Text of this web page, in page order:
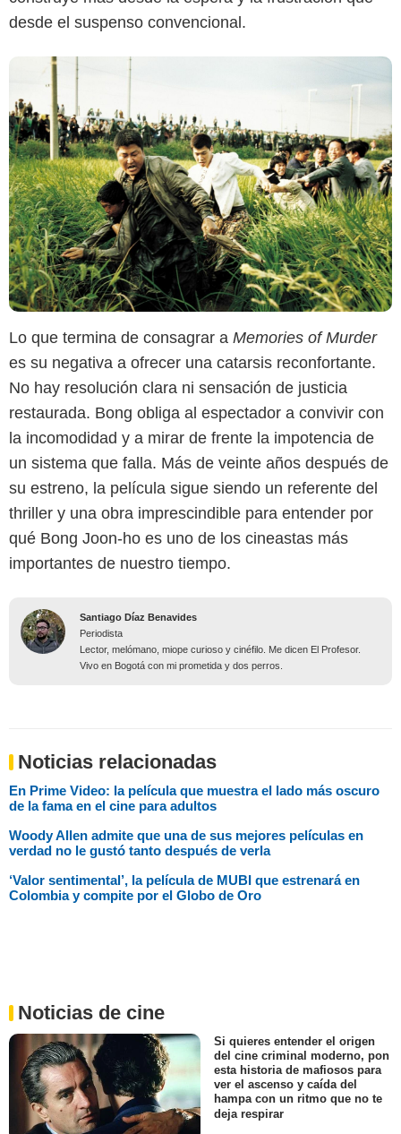
desde el suspenso convencional.
Lo que termina de consagrar a Memories of Murder
es su negativa a ofrecer una catarsis reconfortante.
No hay resolución clara ni sensación de justicia
restaurada. Bong obliga al espectador a convivir con
la incomodidad y a mirar de frente la impotencia de
un sistema que falla. Más de veinte años después de
su estreno, la película sigue siendo un referente del
thriller y una obra imprescindible para entender por
qué Bong Joon-ho es uno de los cineastas más
importantes de nuestro tiempo.
Santiago Díaz Benavides
Periodista
Lector, melómano, miope curioso y cinéfilo. Me dicen El Profesor.
Vivo en Bogotá con mi prometida y dos perros.
Noticias relacionadas
En Prime Video: la película que muestra el lado más oscuro
de la fama en el cine para adultos
Woody Allen admite que una de sus mejores películas en
verdad no le gustó tanto después de verla
‘Valor sentimental’, la película de MUBI que estrenará en
Colombia y compite por el Globo de Oro
Noticias de cine
Si quieres entender el origen
del cine criminal moderno, pon
esta historia de mafiosos para
ver el ascenso y caída del
hampa con un ritmo que no te
deja respirar